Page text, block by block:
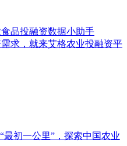
品投融资数据小助手
求，就来艾格农业投融资平